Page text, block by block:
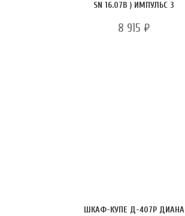
SN 16.07В ) ИМПУЛЬС 3
8 915₽
ШКАФ-КУПЕ Д-407Р ДИАНА